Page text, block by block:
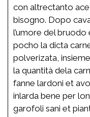
con altrectanto
bisogno. Dopo
l’umore del bruodo
pocho la dicta
polverizata,
la quantità dela
fanne lardoni et
inlarda bene per
garofoli sani et